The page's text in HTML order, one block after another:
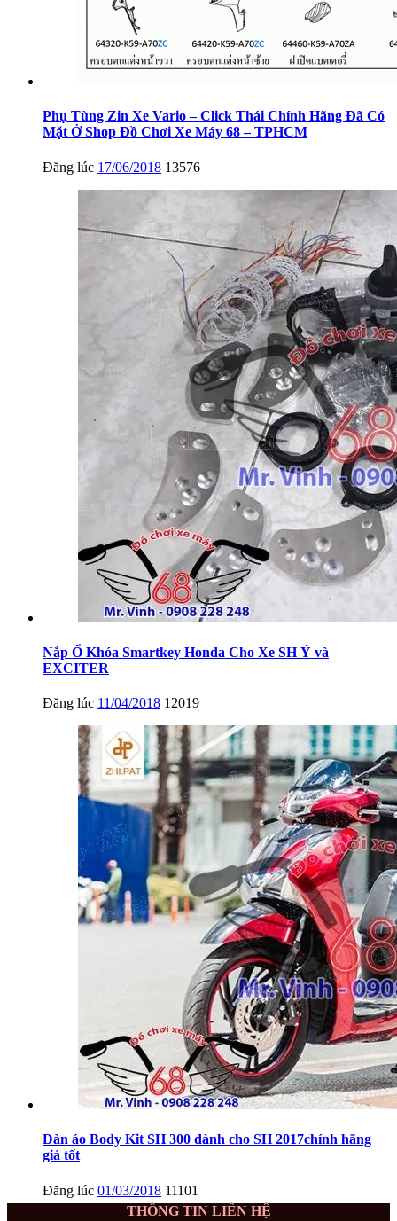
Phụ Tùng Zin Xe Vario – Click Thái Chính Hãng Đã Có
Mặt Ở Shop Đồ Chơi Xe Máy 68 – TPHCM
Đăng lúc 17/06/2018 13576
Nắp Ổ Khóa Smartkey Honda Cho Xe SH Ý và
EXCITER
Đăng lúc 11/04/2018 12019
Dàn áo Body Kit SH 300 dành cho SH 2017chính hãng
giá tốt
Đăng lúc 01/03/2018 11101
THÔNG TIN LIÊN HỆ